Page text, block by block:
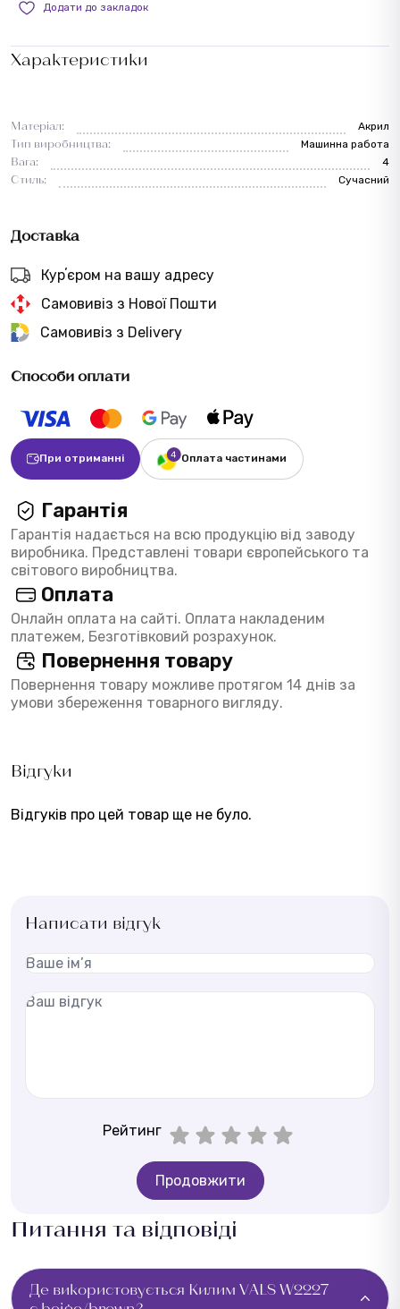
Характеристики
Матеріал:
Акрил
Тип виробництва:
Машинна работа
Вага:
4
Стиль:
Сучасний
Доставка
Курʼєром на вашу адресу
Самовивіз з Нової Пошти
Самовивіз з Delivery
Способи оплати
При отриманні Оплата частинами
Гарантія
Гарантія надається на всю продукцію від заводу
виробника. Представлені товари європейського та
світового виробництва.
Оплата
Онлайн оплата на сайті. Оплата накладеним
платежем, Безготівковий розрахунок.
Повернення товару
Повернення товару можливе протягом 14 днів за
умови збереження товарного вигляду.
Додати до закладок
Відгуки
Відгуків про цей товар ще не було.
Написати відгук
Рейтинг
Продовжити
Питання та відповіді
Де використовується Килим VALS W2227